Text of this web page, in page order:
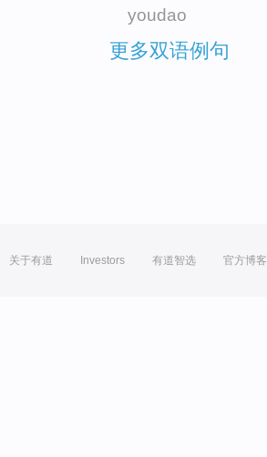
youdao
更多双语例句
关于有道 Investors 有道智选 官方博客